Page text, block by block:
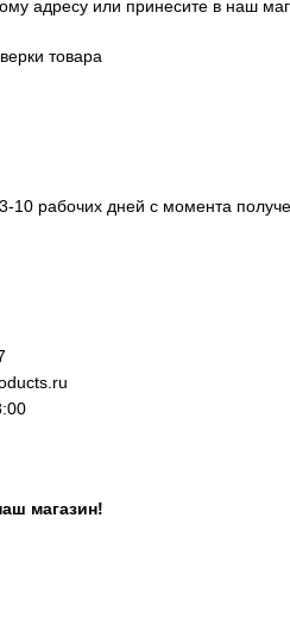
адресу или принесите в наш
товара
10 рабочих дней с момента
магазин!